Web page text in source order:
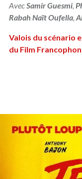
AvecSamir Guesmi,
Rabah Naït Oufella,
Valois du scénario
du Film